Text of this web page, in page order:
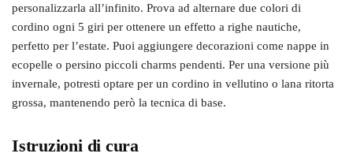
personalizzarla all’infinito. Prova ad alternare due colori di
cordino ogni 5 giri per ottenere un effetto a righe nautiche,
perfetto per l’estate. Puoi aggiungere decorazioni come nappe in
ecopelle o persino piccoli charms pendenti. Per una versione più
invernale, potresti optare per un cordino in vellutino o lana ritorta
grossa, mantenendo però la tecnica di base.
Istruzioni di cura